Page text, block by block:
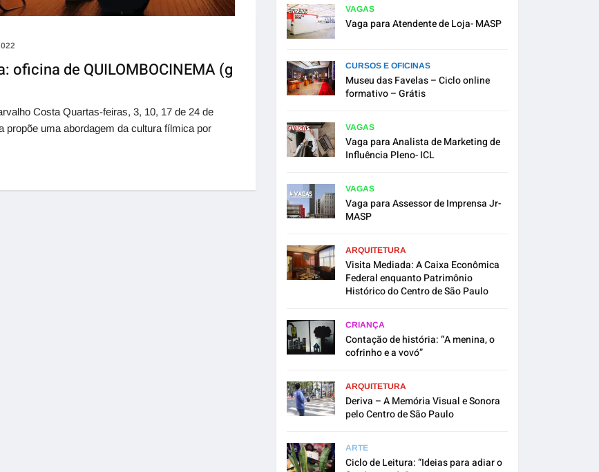
de QUILOMBOCINEMA (g
Costa Quartas-feiras, 3, 10, 17 de 24 de
uma abordagem da cultura fílmica por
VAGAS
Vaga para Atendente de Loja- MASP
CURSOS E OFICINAS
Museu das Favelas – Ciclo online
formativo – Grátis
VAGAS
Vaga para Analista de Marketing de
Influência Pleno- ICL
VAGAS
Vaga para Assessor de Imprensa Jr-
MASP
ARQUITETURA
Visita Mediada: A Caixa Econômica
Federal enquanto Patrimônio
Histórico do Centro de São Paulo
CRIANÇA
Contação de história: “A menina, o
cofrinho e a vovó”
ARQUITETURA
Deriva – A Memória Visual e Sonora
pelo Centro de São Paulo
ARTE
Ciclo de Leitura: “Ideias para adiar o